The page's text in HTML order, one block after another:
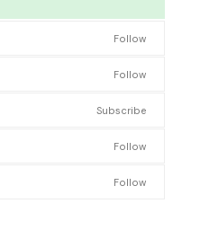
Follow
Follow
Subscribe
Follow
Follow